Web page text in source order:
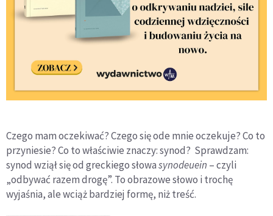
Czego mam oczekiwać? Czego się ode mnie oczekuje? Co to
przyniesie? Co to właściwie znaczy: synod? Sprawdzam:
synod wziął się od greckiego słowasynodeuein – czyli
„odbywać razem drogę”. To obrazowe słowo i trochę
wyjaśnia, ale wciąż bardziej formę, niż treść.